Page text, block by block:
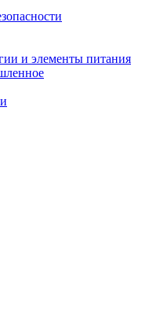
и элементы питания